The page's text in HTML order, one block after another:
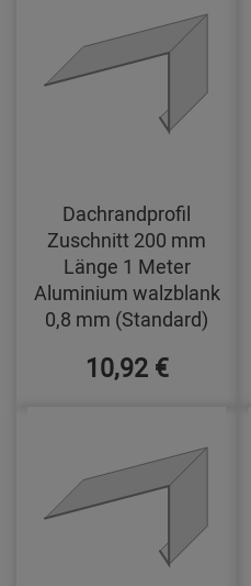
Dachrandprofil
Zuschnitt 200 mm
Länge 1 Meter
Aluminium walzblank
0,8 mm (Standard)
10,92 €